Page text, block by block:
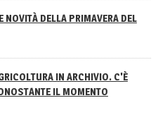
NOVITÀ DELLA PRIMAVERA DEL
IN ARCHIVIO. C'È
IL MOMENTO